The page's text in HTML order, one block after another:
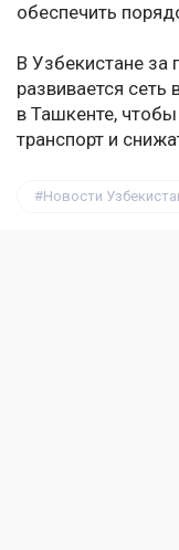
обеспечить
В Узбекистане за
развивается
в Ташкенте,
транспорт и
Новости